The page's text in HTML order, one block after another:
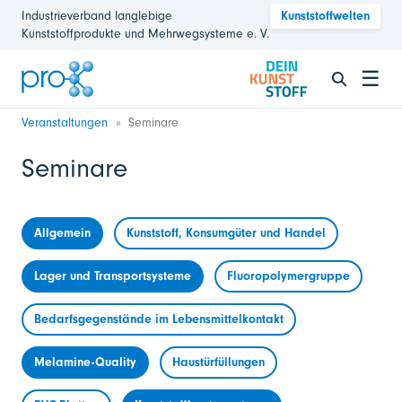
Industrieverband langlebige
Kunststoffprodukte und Mehrwegsysteme e. V.
Kunststoffwelten
☰
Veranstaltungen Seminare
Seminare
Allgemein Kunststoff, Konsumgüter und Handel
Lager und Transportsysteme Fluoropolymergruppe
Bedarfsgegenstände im Lebensmittelkontakt
Melamine-Quality Haustürfüllungen